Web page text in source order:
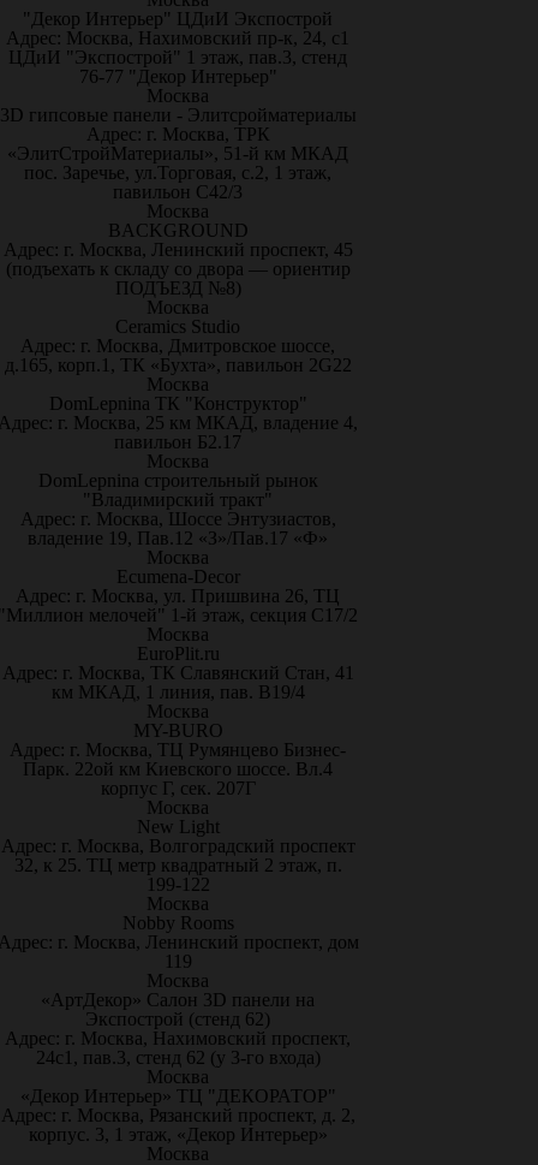
"Декор Интерьер" ЦДиИ Экспострой
Адрес: Москва, Нахимовский пр-к, 24, с1
ЦДиИ "Экспострой" 1 этаж, пав.3, стенд
76-77 "Декор Интерьер"
Москва
3D гипсовые панели - Элитсройматериалы
Адрес: г. Москва, ТРК
«ЭлитСтройМатериалы», 51-й км МКАД
пос. Заречье, ул.Торговая, с.2, 1 этаж,
павильон С42/3
Москва
BACKGROUND
Адрес: г. Москва, Ленинский проспект, 45
(подъехать к складу со двора — ориентир
ПОДЪЕЗД №8)
Москва
Ceramics Studio
Адрес: г. Москва, Дмитровское шоссе,
д.165, корп.1, ТК «Бухта», павильон 2G22
Москва
DomLepnina ТК "Конструктор"
г. Москва, 25 км МКАД, владение 4,
павильон Б2.17
Москва
DomLepnina строительный рынок
"Владимирский тракт"
Адрес: г. Москва, Шоссе Энтузиастов,
владение 19, Пав.12 «З»/Пав.17 «Ф»
Москва
Ecumena-Decor
Адрес: г. Москва, ул. Пришвина 26, ТЦ
мелочей" 1-й этаж, секция С17/2
Москва
EuroPlit.ru
Адрес: г. Москва, ТК Славянский Стан, 41
км МКАД, 1 линия, пав. В19/4
Москва
MY-BURO
Адрес: г. Москва, ТЦ Румянцево Бизнес-
Парк. 22ой км Киевского шоссе. Вл.4
корпус Г, сек. 207Г
Москва
New Light
Адрес: г. Москва, Волгоградский проспект
32, к 25. ТЦ метр квадратный 2 этаж, п.
199-122
Москва
Nobby Rooms
г. Москва, Ленинский проспект, дом
119
Москва
«АртДекор» Салон 3D панели на
Экспострой (стенд 62)
Адрес: г. Москва, Нахимовский проспект,
24с1, пав.3, стенд 62 (у 3-го входа)
Москва
«Декор Интерьер» ТЦ "ДЕКОРАТОР"
Адрес: г. Москва, Рязанский проспект, д. 2,
корпус. 3, 1 этаж, «Декор Интерьер»
Москва